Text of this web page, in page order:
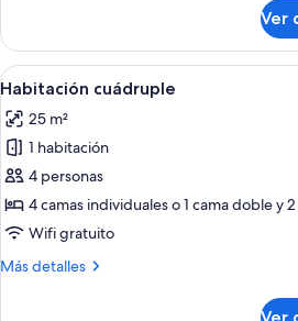
del
Sol
triple
con
vistas
la
Puerta
del
Sol
Ver
Ver
todas
las
fotos
de
Habitación
cuádruple
4
Habitación cuádruple
25 m²
1 habitación
4 personas
4 camas individuales o 1 cama doble y
Wifi gratuito
Más detalles
Más